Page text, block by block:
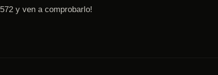
572 y ven a comprobarlo!